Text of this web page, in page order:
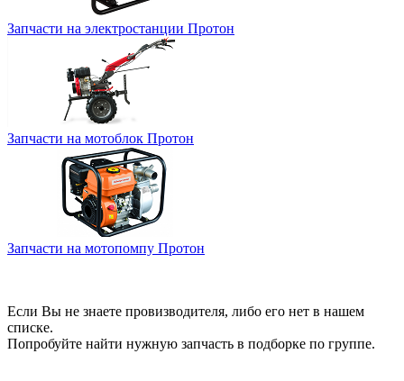
Запчасти на электростанции Протон
Запчасти на мотоблок Протон
Запчасти на мотопомпу Протон
Если Вы не знаете провизводителя, либо его нет в нашем
списке.
Попробуйте найти нужную запчасть в подборке по группе.